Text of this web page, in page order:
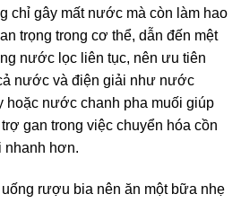
chỉ gây mất nước mà còn làm hao
trọng trong cơ thể, dẫn đến mệt
nước lọc liên tục, nên ưu tiên
nước và điện giải như nước
hoặc nước chanh pha muối giúp
gan trong việc chuyển hóa cồn
nhanh hơn.
rượu bia nên ăn một bữa nhẹ